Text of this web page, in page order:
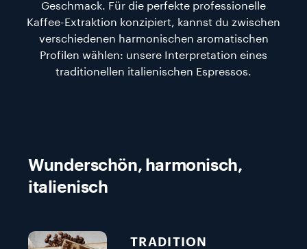
Geschmack. Für die perfekte professionelle
Kaffee-Extraktion konzipiert, kannst du zwischen
verschiedenen harmonischen aromatischen
Profilen wählen: unsere Interpretation eines
traditionellen italienischen Espressos.
Wunderschön, harmonisch,
italienisch
TRADITION